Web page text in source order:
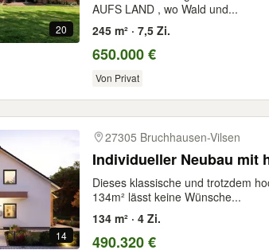
20
AUFS LAND , wo Wald und...
245 m² · 7,5 Zi.
650.000 €
Von Privat
14
27305 Bruchhausen-Vilsen
Individueller Neubau mit
Dieses klassische und trotzdem
134m² lässt keine Wünsche...
134 m² · 4 Zi.
490.320 €